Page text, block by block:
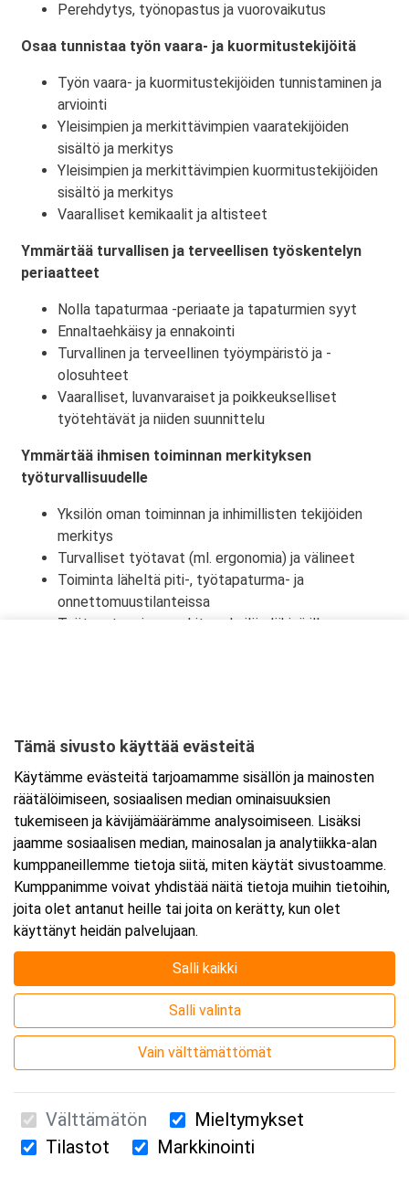
Perehdytys, työnopastus ja vuorovaikutus
Osaa tunnistaa työn vaara- ja kuormitustekijöitä
Työn vaara- ja kuormitustekijöiden tunnistaminen ja
arviointi
Yleisimpien ja merkittävimpien vaaratekijöiden
sisältö ja merkitys
Yleisimpien ja merkittävimpien kuormitustekijöiden
sisältö ja merkitys
Vaaralliset kemikaalit ja altisteet
Ymmärtää turvallisen ja terveellisen työskentelyn
periaatteet
Nolla tapaturmaa -periaate ja tapaturmien syyt
Ennaltaehkäisy ja ennakointi
Turvallinen ja terveellinen työympäristö ja -
olosuhteet
Vaaralliset, luvanvaraiset ja poikkeukselliset
työtehtävät ja niiden suunnittelu
Ymmärtää ihmisen toiminnan merkityksen
työturvallisuudelle
Yksilön oman toiminnan ja inhimillisten tekijöiden
merkitys
Turvalliset työtavat (ml. ergonomia) ja välineet
Toiminta läheltä piti-, työtapaturma- ja
onnettomuustilanteissa
Työtapaturmien merkitys yksilön lähipiirille,
Ajankohta
Alkaa:13.11.2026 08:30
Päättyy:13.11.2026 16:00
Lisää tapahtuma kalenteriisi
Webinaari
Suomen Ensiapukoulutus Oy / Valimotie 21 / 00380 Helsinki
Tämä sivusto käyttää evästeitä
Käytämme evästeitä tarjoamamme sisällön ja mainosten
räätälöimiseen, sosiaalisen median ominaisuuksien
tukemiseen ja kävijämäärämme analysoimiseen. Lisäksi
jaamme sosiaalisen median, mainosalan ja analytiikka-alan
kumppaneillemme tietoja siitä, miten käytät sivustoamme.
Kumppanimme voivat yhdistää näitä tietoja muihin tietoihin,
joita olet antanut heille tai joita on kerätty, kun olet
käyttänyt heidän palvelujaan.
Salli kaikki
Salli valinta
Vain välttämättömät
Välttämätön
Mieltymykset
Tilastot
Markkinointi